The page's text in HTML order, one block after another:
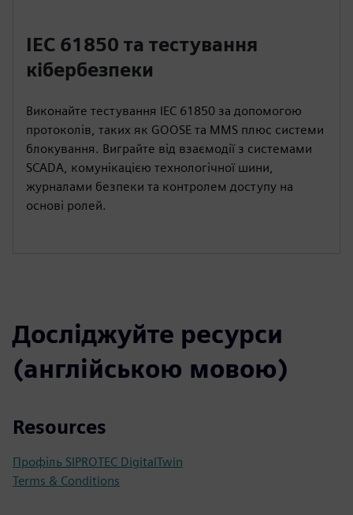
IEC 61850 та тестування
кібербезпеки
Виконайте тестування IEC 61850 за допомогою
протоколів, таких як GOOSE та MMS плюс системи
блокування. Виграйте від взаємодії з системами
SCADA, комунікацією технологічної шини,
журналами безпеки та контролем доступу на
основі ролей.
Досліджуйте ресурси
(англійською мовою)
Resources
Профіль SIPROTEC DigitalTwin
Terms & Conditions